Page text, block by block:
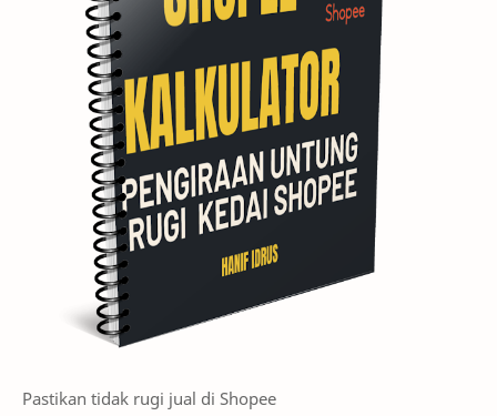
Pastikan tidak rugi jual di Shopee